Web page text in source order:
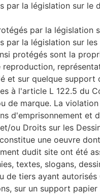
par la législation sur le
par la législation
par la législation sur les
protégés sont la
et sur quelque support
à l'article L 122.5 du
de marque. La
d'emprisonnement et
ou Droits sur les
une oeuvre
dudit site ont été
textes, slogans,
de tiers ayant autorisés
sur un support